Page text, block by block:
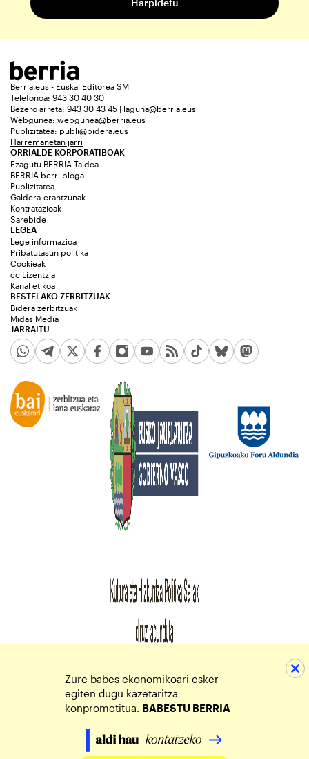
Berria.eus - Euskal Editorea SM
Telefonoa: 943 30 40 30
Bezero arreta: 943 30 43 45 | laguna@berria.eus
Webgunea: webgunea@berria.eus
Publizitatea: publi@bidera.eus
Harremanetan jarri
ORRIALDE KORPORATIBOAK
Ezagutu BERRIA Taldea
BERRIA berri bloga
Publizitatea
Galdera-erantzunak
Kontratazioak
Sarebide
JARRAITU
LEGEA
Lege informazioa
Pribatutasun politika
Cookieak
cc Lizentzia
Kanal etikoa
BESTELAKO ZERBITZUAK
Bidera zerbitzuak
Midas Media
Zure babes ekonomikoari esker
egiten dugu kazetaritza
konprometitua. BABESTU BERRIA